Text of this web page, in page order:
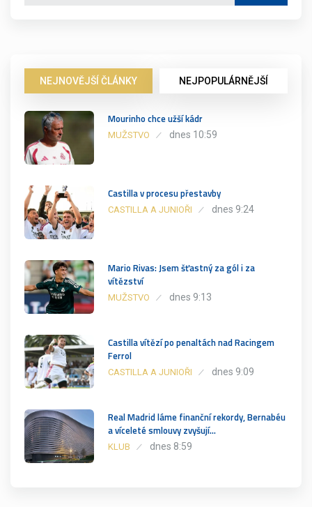
NEJNOVĚJŠÍ ČLÁNKY NEJPOPULÁRNĚJŠÍ
Mourinho chce užší kádr
MUŽSTVO dnes 10:59
Castilla v procesu přestavby
CASTILLA A JUNIOŘI dnes 9:24
Mario Rivas: Jsem šťastný za gól i za
vítězství
MUŽSTVO dnes 9:13
Castilla vítězí po penaltách nad Racingem
Ferrol
CASTILLA A JUNIOŘI dnes 9:09
Real Madrid láme finanční rekordy, Bernabéu
a víceleté smlouvy zvyšují…
KLUB dnes 8:59